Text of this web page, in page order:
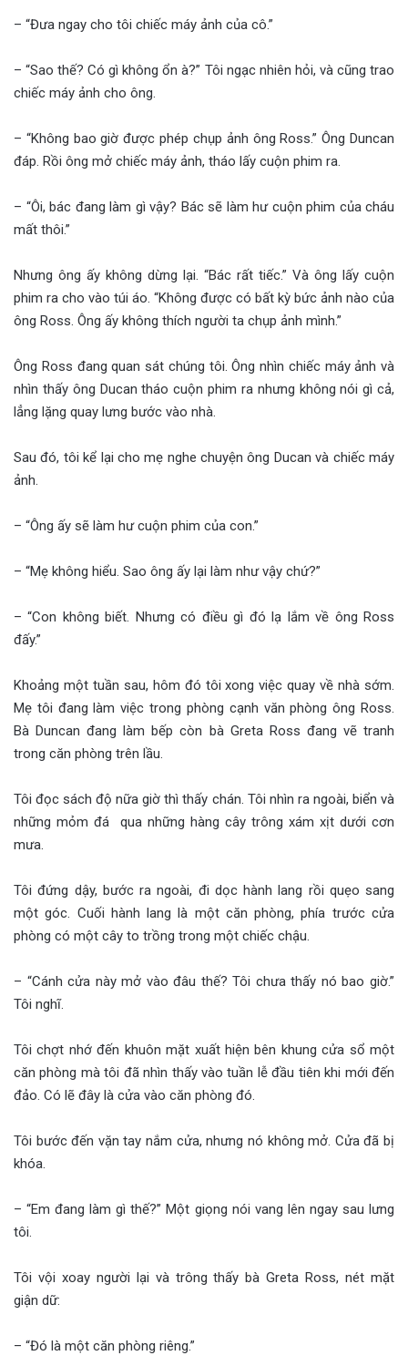
– “Đưa ngay cho tôi chiếc máy ảnh của cô.”
– “Sao thế? Có gì không ổn à?” Tôi ngạc nhiên hỏi, và cũng trao
chiếc máy ảnh cho ông.
– “Không bao giờ được phép chụp ảnh ông Ross.” Ông Duncan
đáp. Rồi ông mở chiếc máy ảnh, tháo lấy cuộn phim ra.
– “Ôi, bác đang làm gì vậy? Bác sẽ làm hư cuộn phim của cháu
mất thôi.”
Nhưng ông ấy không dừng lại. “Bác rất tiếc.” Và ông lấy cuộn
phim ra cho vào túi áo. “Không được có bất kỳ bức ảnh nào của
ông Ross. Ông ấy không thích người ta chụp ảnh mình.”
Ông Ross đang quan sát chúng tôi. Ông nhìn chiếc máy ảnh và
nhìn thấy ông Ducan tháo cuộn phim ra nhưng không nói gì cả,
lẳng lặng quay lưng bước vào nhà.
Sau đó, tôi kể lại cho mẹ nghe chuyện ông Ducan và chiếc máy
ảnh.
– “Ông ấy sẽ làm hư cuộn phim của con.”
– “Mẹ không hiểu. Sao ông ấy lại làm như vậy chứ?”
– “Con không biết. Nhưng có điều gì đó lạ lắm về ông Ross
đấy.”
Khoảng một tuần sau, hôm đó tôi xong việc quay về nhà sớm.
Mẹ tôi đang làm việc trong phòng cạnh văn phòng ông Ross.
Bà Duncan đang làm bếp còn bà Greta Ross đang vẽ tranh
trong căn phòng trên lầu.
Tôi đọc sách độ nữa giờ thì thấy chán. Tôi nhìn ra ngoài, biển và
những mỏm đá qua những hàng cây trông xám xịt dưới cơn
mưa.
Tôi đứng dậy, bước ra ngoài, đi dọc hành lang rồi quẹo sang
một góc. Cuối hành lang là một căn phòng, phía trước cửa
phòng có một cây to trồng trong một chiếc chậu.
– “Cánh cửa này mở vào đâu thế? Tôi chưa thấy nó bao giờ.”
Tôi nghĩ.
Tôi chợt nhớ đến khuôn mặt xuất hiện bên khung cửa sổ một
căn phòng mà tôi đã nhìn thấy vào tuần lễ đầu tiên khi mới đến
đảo. Có lẽ đây là cửa vào căn phòng đó.
Tôi bước đến vặn tay nắm cửa, nhưng nó không mở. Cửa đã bị
khóa.
– “Em đang làm gì thế?” Một giọng nói vang lên ngay sau lưng
tôi.
Tôi vội xoay người lại và trông thấy bà Greta Ross, nét mặt
giận dữ:
– “Đó là một căn phòng riêng.”